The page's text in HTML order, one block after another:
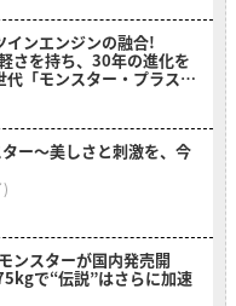
インエンジンの融合!
さを持ち、30年の進化を
「モンスター・プラス」
ー〜美しさと刺激を、今
ンスターが国内発売開
で“伝説”はさらに加速